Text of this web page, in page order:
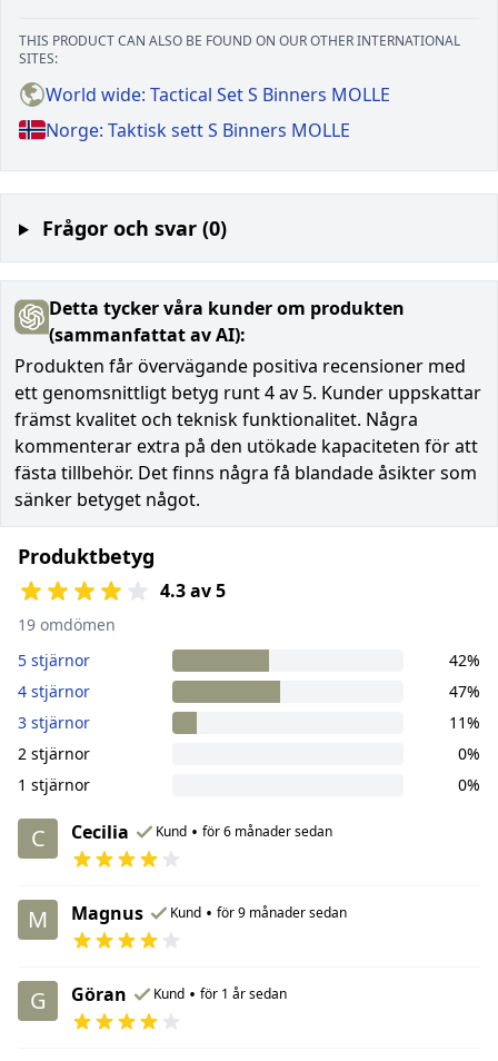
THIS PRODUCT CAN ALSO BE FOUND ON OUR OTHER INTERNATIONAL
SITES:
World wide: Tactical Set S Binners MOLLE
Norge: Taktisk sett S Binners MOLLE
Frågor och svar (0)
Detta tycker våra kunder om produkten
(sammanfattat av AI):
Produkten får övervägande positiva recensioner med
ett genomsnittligt betyg runt 4 av 5. Kunder uppskattar
främst kvalitet och teknisk funktionalitet. Några
kommenterar extra på den utökade kapaciteten för att
fästa tillbehör. Det finns några få blandade åsikter som
sänker betyget något.
Produktbetyg
4.3 av 5
19 omdömen
5 stjärnor
42%
4 stjärnor
47%
3 stjärnor
11%
2 stjärnor
0%
1 stjärnor
0%
C Cecilia Kund • för 6 månader sedan
M Magnus Kund • för 9 månader sedan
G Göran Kund • för 1 år sedan